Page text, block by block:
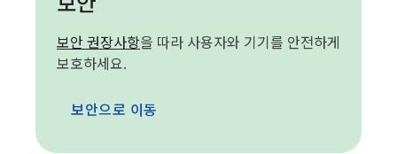
보안 권장사항을 따라 사용자와 기기를 안전하게
보호하세요.
보안으로 이동